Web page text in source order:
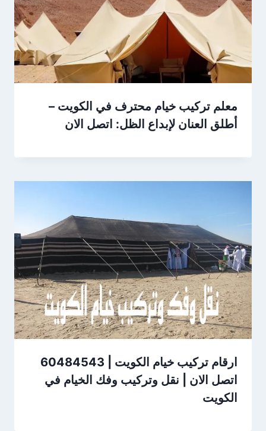
معلم تركيب خيام محترف في الكويت –
أطلق العنان لإبداع الظل: اتصل الان
ارقام تركيب خيام الكويت | 60484543
اتصل الان | نقل وتركيب وفك الخيام في
الكويت